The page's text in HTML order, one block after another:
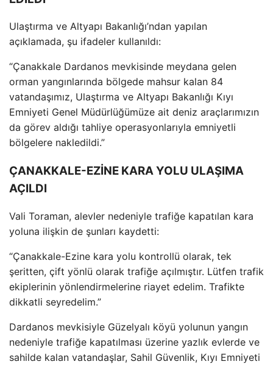
Ulaştırma ve Altyapı Bakanlığı’ndan yapılan
açıklamada, şu ifadeler kullanıldı:
“Çanakkale Dardanos mevkisinde meydana gelen
orman yangınlarında bölgede mahsur kalan 84
vatandaşımız, Ulaştırma ve Altyapı Bakanlığı Kıyı
Emniyeti Genel Müdürlüğümüze ait deniz araçlarımızın
da görev aldığı tahliye operasyonlarıyla emniyetli
bölgelere nakledildi.”
ÇANAKKALE-EZİNE KARA YOLU ULAŞIMA
AÇILDI
Vali Toraman, alevler nedeniyle trafiğe kapatılan kara
yoluna ilişkin de şunları kaydetti:
“Çanakkale-Ezine kara yolu kontrollü olarak, tek
şeritten, çift yönlü olarak trafiğe açılmıştır. Lütfen trafik
ekiplerinin yönlendirmelerine riayet edelim. Trafikte
dikkatli seyredelim.”
Dardanos mevkisiyle Güzelyalı köyü yolunun yangın
nedeniyle trafiğe kapatılması üzerine yazlık evlerde ve
sahilde kalan vatandaşlar, Sahil Güvenlik, Kıyı Emniyeti